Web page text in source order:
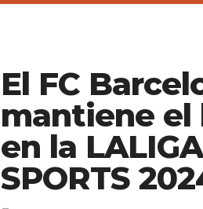
El FC
mantiene el
en la
SPORTS